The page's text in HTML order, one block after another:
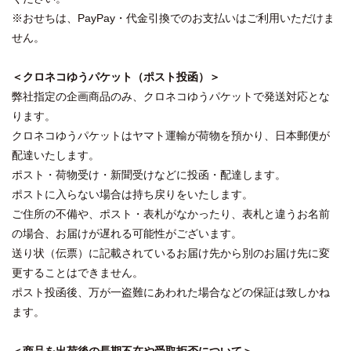
※おせちは、PayPay・代金引換でのお支払いはご利用いただけま
せん。
＜クロネコゆうパケット（ポスト投函）＞
弊社指定の企画商品のみ、クロネコゆうパケットで発送対応とな
ります。
クロネコゆうパケットはヤマト運輸が荷物を預かり、日本郵便が
配達いたします。
ポスト・荷物受け・新聞受けなどに投函・配達します。
ポストに入らない場合は持ち戻りをいたします。
ご住所の不備や、ポスト・表札がなかったり、表札と違うお名前
の場合、お届けが遅れる可能性がございます。
送り状（伝票）に記載されているお届け先から別のお届け先に変
更することはできません。
ポスト投函後、万が一盗難にあわれた場合などの保証は致しかね
ます。